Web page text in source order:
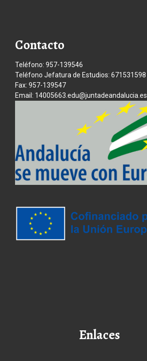
Contacto
Teléfono: 957-139546
Teléfono Jefatura de Estudios: 671531598
Fax: 957-139547
Email: 14005663.edu@juntadeandalucia.es
Enlaces